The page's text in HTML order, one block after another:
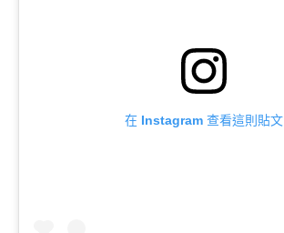
在 Instagram 查看這則貼文